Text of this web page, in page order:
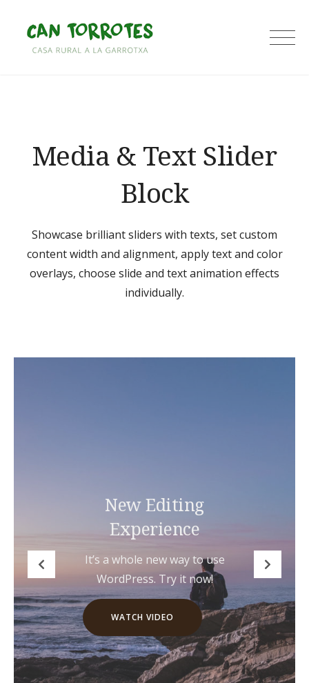
content
Media & Text Slider
Block
Showcase brilliant sliders with texts, set custom
content width and alignment, apply text and color
overlays, choose slide and text animation effects
individually.
New Editing
Experience
It’s a whole new way to use
WordPress. Try it now!
WATCH VIDEO